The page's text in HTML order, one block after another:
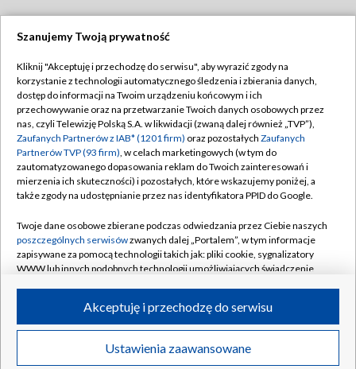
TVP
Abonament TVP
Emisja w TVP
Centrum informacji TVP
Naziemna Telewizja Cyfrowa
Rada Programowa
System NOS
Informacje o nadawcy
Program dla prasy
Ogłoszenie przetargowe
Regulamin TVP
Polityka prywatności
Moje zgody
Pomoc
Kontakt
Kanały
©2026 Telewizja Polska S.A. w likwidacji
Szanujemy Twoją prywatność
Kliknij "Akceptuję i przechodzę do serwisu", aby wyrazić zgody na
korzystanie z technologii automatycznego śledzenia i zbierania danych,
dostęp do informacji na Twoim urządzeniu końcowym i ich
przechowywanie oraz na przetwarzanie Twoich danych osobowych przez
nas, czyli Telewizję Polską S.A. w likwidacji (zwaną dalej również „TVP”),
Zaufanych Partnerów z IAB* (1201 firm) oraz pozostałych Zaufanych
Partnerów TVP (93 firm), w celach marketingowych (w tym do
zautomatyzowanego dopasowania reklam do Twoich zainteresowań i
mierzenia ich skuteczności) i pozostałych, które wskazujemy poniżej, a
także zgody na udostępnianie przez nas identyfikatora PPID do Google.
Twoje dane osobowe zbierane podczas odwiedzania przez Ciebie naszych
poszczególnych serwisówzwanych dalej „Portalem”, w tym informacje
zapisywane za pomocą technologii takich jak: pliki cookie, sygnalizatory
WWW lub innych podobnych technologii umożliwiających świadczenie
ruchu w Internecie.
Twoje dane osobowe zbierane podczas odwiedzania przez Ciebie
poszczególnych serwisówna Portalu, takie jak adresy IP, identyfikatory
Ustawienia zaawansowane
Akceptuję i przechodzę do serwisu